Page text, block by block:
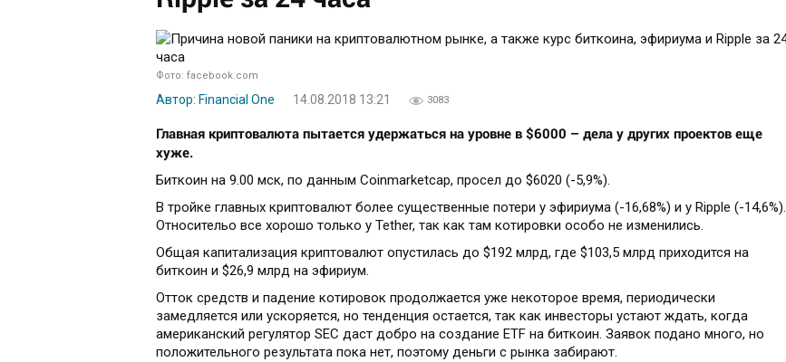
Фото: facebook.com
Автор: Financial One 14.08.2018 13:21 3083
Главная криптовалюта пытается удержаться на уровне в $6000 – дела у других проектов еще
хуже.
Биткоин на 9.00 мск, по данным Coinmarketcap, просел до $6020 (-5,9%).
В тройке главных криптовалют более существенные потери у эфириума (-16,68%) и у Ripple (-14,6%).
Относительо все хорошо только у Tether, так как там котировки особо не изменились.
Общая капитализация криптовалют опустилась до $192 млрд, где $103,5 млрд приходится на
биткоин и $26,9 млрд на эфириум.
Отток средств и падение котировок продолжается уже некоторое время, периодически
замедляется или ускоряется, но тенденция остается, так как инвесторы устают ждать, когда
американский регулятор SEC даст добро на создание ETF на биткоин. Заявок подано много, но
положительного результата пока нет, поэтому деньги с рынка забирают.